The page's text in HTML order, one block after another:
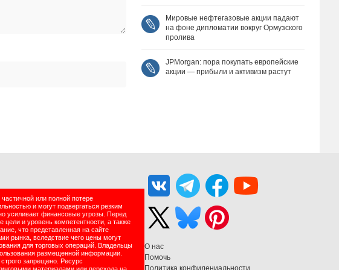
Мировые нефтегазовые акции падают
на фоне дипломатии вокруг Ормузского
пролива
JPMorgan: пора покупать европейские
акции — прибыли и активизм растут
или полной потере
и могут подвергаться резким
усиливает финансовые угрозы. Перед
и уровень компетентности, а также
что представленная на сайте
рынка, вследствие чего цены могут
для торговых операций. Владельцы
размещенной информации.
запрещено. Ресурс
О нас
Помочь
Политика конфидениальности